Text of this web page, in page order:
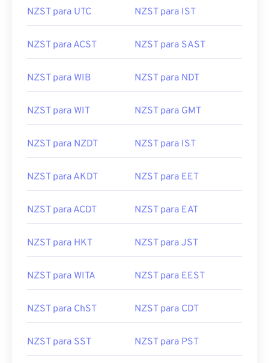
NZST para UTC NZST para IST
NZST para ACST NZST para SAST
NZST para WIB NZST para NDT
NZST para WIT NZST para GMT
NZST para NZDT NZST para IST
NZST para AKDT NZST para EET
NZST para ACDT NZST para EAT
NZST para HKT NZST para JST
NZST para WITA NZST para EEST
NZST para ChST NZST para CDT
NZST para SST NZST para PST